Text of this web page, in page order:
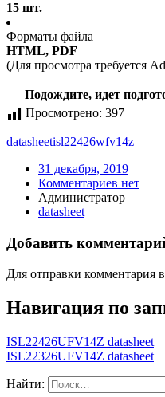
15 шт.
Форматы файла
HTML, PDF
(Для просмотра требуется
Подождите, идет
Просмотрено: 397
datasheetisl22426wfv14z
31 декабря, 2019
Комментариев нет
Администратор
datasheet
Добавить
Для отправки комментария
Навигация по
ISL22426UFV14Z datasheet
ISL22326UFV14Z datasheet
Найти: